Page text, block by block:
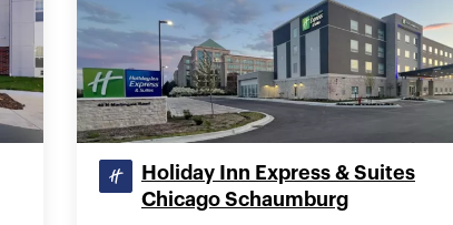
Holiday Inn Express & Suites
Chicago Schaumburg